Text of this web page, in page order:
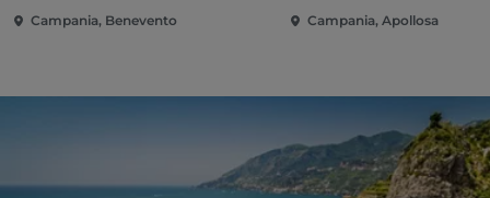
Campania, Benevento Campania, Apollosa